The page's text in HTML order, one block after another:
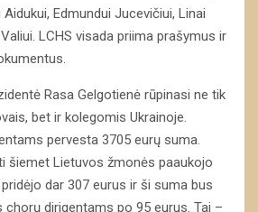
Edmundui Jucevičiui, Linai
LCHS visada priima prašymus ir
Rasa Gelgotienė rūpinasi ne tik
bet ir kolegomis Ukrainoje.
pervesta 3705 eurų suma.
šiemet Lietuvos žmonės paaukojo
dar 307 eurus ir ši suma bus
chorų dirigentams po 95 eurus. Tai –